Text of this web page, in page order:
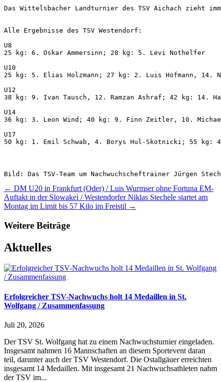
Das Wittelsbacher Landturnier des TSV Aichach zieht
Alle Ergebnisse des TSV Westendorf:
U8
25 kg: 6. Oskar Ammersinn; 28 kg: 5. Levi Nothelfer
U10
25 kg: 5. Elias Holzmann; 27 kg: 2. Luis Hofmann,
U12
38 kg: 9. Ivan Tausch, 12. Ramzan Ashraf; 42 kg: 14.
U14
36 kg: 3. Leon Wind; 40 kg: 9. Finn Zeitler, 10.
U17
50 kg: 1. Emil Schwab, 4. Borys Hul-Skotnicki; 55 kg:
Bild: Das TSV-Team um Nachwuchscheftrainer Jürgen
← DM U20 in Frankfurt (Oder) / Luis Wurmser ohne Fortuna EM-
Auftakt in der Slowakei / Westendorfer Niklas Stechele startet am
Montag im Limit bis 57 Kilo im Freistil →
Weitere Beiträge
Aktuelles
Erfolgreicher TSV-Nachwuchs holt 14 Medaillen in St.
Wolfgang / Zusammenfassung
Juli 20, 2026
Der TSV St. Wolfgang hat zu einem Nachwuchsturnier eingeladen.
Insgesamt nahmen 16 Mannschaften an diesem Sportevent daran
teil, darunter auch der TSV Westendorf. Die Ostallgäuer erreichten
insgesamt 14 Medaillen. Mit insgesamt 21 Nachwuchsathleten nahm
der TSV im...